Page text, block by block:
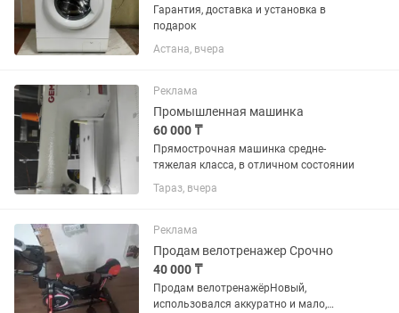
Гарантия, доставка и установка в
подарок
Астана, вчера
Реклама
Промышленная машинка
60 000 ₸
Прямострочная машинка средне-
тяжелая класса, в отличном состоянии
Тараз, вчера
Реклама
Продам велотренажер Срочно
40 000 ₸
Продам велотренажёрНовый,
использовался аккуратно и мало,